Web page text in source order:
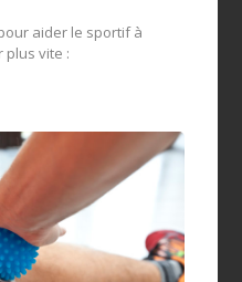
aider le sportif à
plus vite :